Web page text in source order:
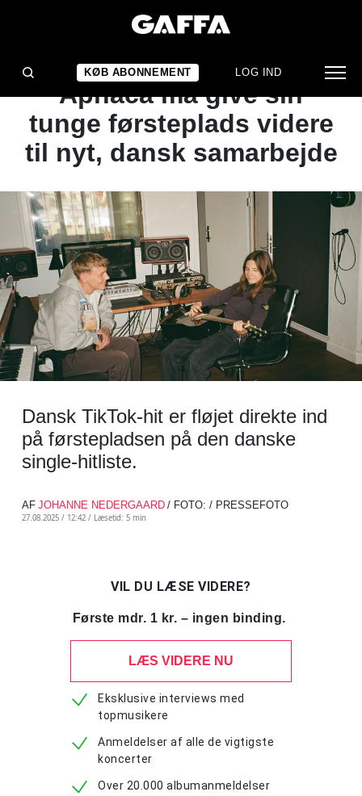
KØB ABONNEMENT LOG IND
ARTIKEL
Ugens hitlisteopdatering:
Aphaca må give sin
tunge førsteplads videre
til nyt, dansk samarbejde
Dansk TikTok-hit er fløjet direkte ind
på førstepladsen på den danske
single-hitliste.
AF JOHANNE NEDERGAARD / FOTO: / PRESSEFOTO
27.08.2025 / 12:42 / Læsetid: 5 min
VIL DU LÆSE VIDERE?
Første mdr. 1 kr. – ingen binding.
LÆS VIDERE NU
Eksklusive interviews med
topmusikere
Anmeldelser af alle de vigtigste
koncerter
Over 20.000 albumanmeldelser